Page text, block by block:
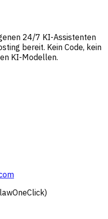
24/7 KI-Assistenten
bereit. Kein Code, kein
KI-Modellen.